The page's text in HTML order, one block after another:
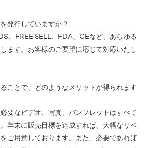
発行していますか？
、FREE SELL、FDA、CEなど、あらゆる
ます。お客様のご要望に応じて対応いたし
ことで、どのようなメリットが得られます
要なビデオ、写真、パンフレットはすべて
年末に販売目標を達成すれば、大幅なリベ
ご用意しております。また、必要であれば